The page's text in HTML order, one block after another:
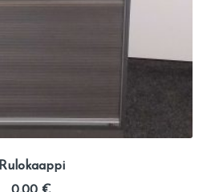
Rulokaappi